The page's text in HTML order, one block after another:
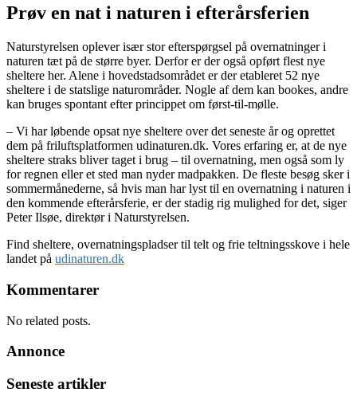
Prøv en nat i naturen i efterårsferien
Naturstyrelsen oplever især stor efterspørgsel på overnatninger i
naturen tæt på de større byer. Derfor er der også opført flest nye
sheltere her. Alene i hovedstadsområdet er der etableret 52 nye
sheltere i de statslige naturområder. Nogle af dem kan bookes, andre
kan bruges spontant efter princippet om først-til-mølle.
– Vi har løbende opsat nye sheltere over det seneste år og oprettet
dem på friluftsplatformen udinaturen.dk. Vores erfaring er, at de nye
sheltere straks bliver taget i brug – til overnatning, men også som ly
for regnen eller et sted man nyder madpakken. De fleste besøg sker i
sommermånederne, så hvis man har lyst til en overnatning i naturen i
den kommende efterårsferie, er der stadig rig mulighed for det, siger
Peter Ilsøe, direktør i Naturstyrelsen.
Find sheltere, overnatningspladser til telt og frie teltningsskove i hele
landet på udinaturen.dk
Kommentarer
No related posts.
Annonce
Seneste artikler